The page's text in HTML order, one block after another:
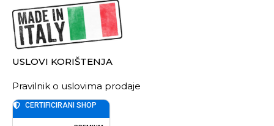
USLOVI KORIŠTENJA
Pravilnik o uslovima prodaje